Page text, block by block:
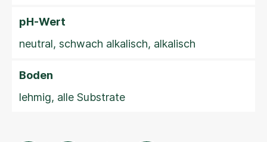
pH-Wert
neutral, schwach alkalisch, alkalisch
Boden
lehmig, alle Substrate